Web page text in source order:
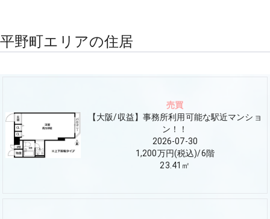
平野町エリアの住居
売買
【大阪/収益】事務所利用可能な駅近マンショ
ン！！
2026-07-30
1,200万円(税込)/6階
23.41 ㎡